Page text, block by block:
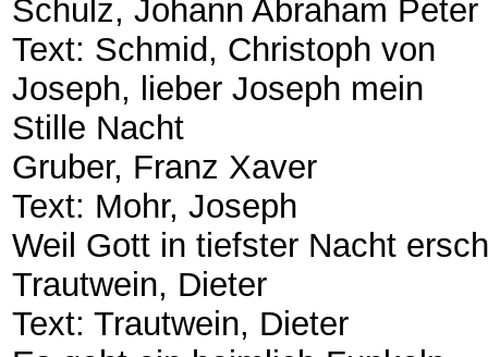
​Schulz, Johann Abraham Peter
​Text: Schmid, Christoph von
​Joseph, lieber Joseph mein
​Stille Nacht
​Gruber, Franz Xaver
​Text: Mohr, Joseph
​Weil Gott in tiefster Nacht
​Trautwein, Dieter
​Text: Trautwein, Dieter